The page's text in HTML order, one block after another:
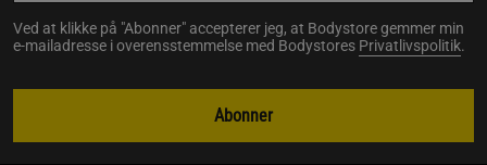
Ved at klikke på "Abonner" accepterer jeg, at Bodystore gemmer min
e-mailadresse i overensstemmelse med Bodystores Privatlivspolitik.
Abonner